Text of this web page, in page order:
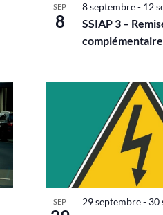
SEP
8
8 septembre- 12
SSIAP 3 –
complémentaire
SEP 29 septembre- 30